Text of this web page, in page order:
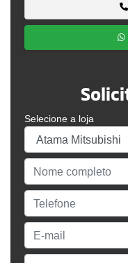
Selecione a loja